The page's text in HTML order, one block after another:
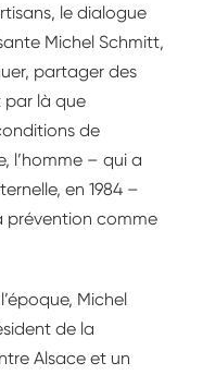
le dialogue
Michel Schmitt,
partager des
par là que
de
l’homme – qui a
en 1984 –
prévention comme
Michel
de la
Alsace et un